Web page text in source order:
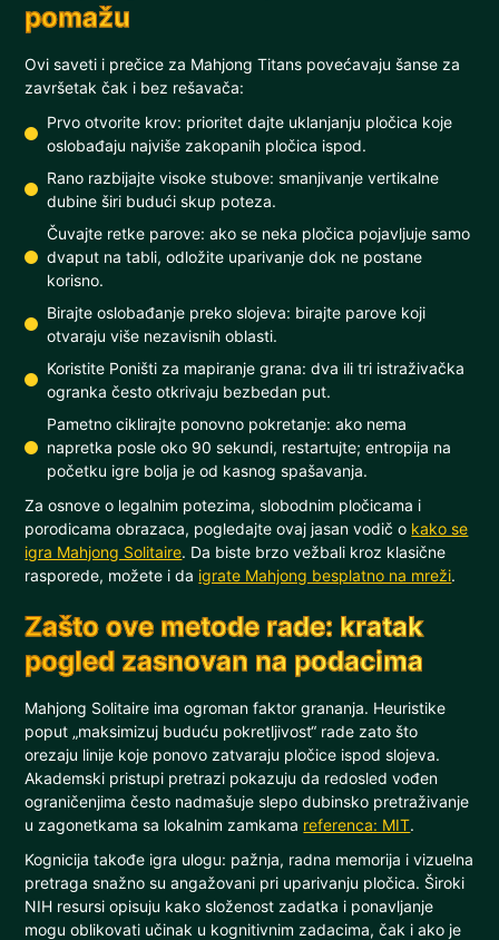
pomažu
Ovi saveti i prečice za Mahjong Titans povećavaju šanse za
završetak čak i bez rešavača:
Prvo otvorite krov: prioritet dajte uklanjanju pločica koje
oslobađaju najviše zakopanih pločica ispod.
Rano razbijajte visoke stubove: smanjivanje vertikalne
dubine širi budući skup poteza.
Čuvajte retke parove: ako se neka pločica pojavljuje samo
dvaput na tabli, odložite uparivanje dok ne postane
korisno.
Birajte oslobađanje preko slojeva: birajte parove koji
otvaraju više nezavisnih oblasti.
Koristite Poništi za mapiranje grana: dva ili tri istraživačka
ogranka često otkrivaju bezbedan put.
Pametno ciklirajte ponovno pokretanje: ako nema
napretka posle oko 90 sekundi, restartujte; entropija na
početku igre bolja je od kasnog spašavanja.
Za osnove o legalnim potezima, slobodnim pločicama i
porodicama obrazaca, pogledajte ovaj jasan vodič o kako se
igra Mahjong Solitaire. Da biste brzo vežbali kroz klasične
rasporede, možete i da igrate Mahjong besplatno na mreži.
Zašto ove metode rade: kratak
pogled zasnovan na podacima
Mahjong Solitaire ima ogroman faktor grananja. Heuristike
poput „maksimizuj buduću pokretljivost“ rade zato što
orezaju linije koje ponovo zatvaraju pločice ispod slojeva.
Akademski pristupi pretrazi pokazuju da redosled vođen
ograničenjima često nadmašuje slepo dubinsko pretraživanje
u zagonetkama sa lokalnim zamkama referenca: MIT.
Kognicija takođe igra ulogu: pažnja, radna memorija i vizuelna
pretraga snažno su angažovani pri uparivanju pločica. Široki
NIH resursi opisuju kako složenost zadatka i ponavljanje
mogu oblikovati učinak u kognitivnim zadacima, čak i ako je